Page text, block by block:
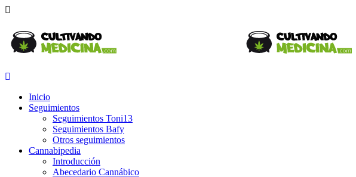
Inicio
Seguimientos
Seguimientos Toni13
Seguimientos Bafy
Otros seguimientos
Cannabipedia
Introducción
Abecedario Cannábico